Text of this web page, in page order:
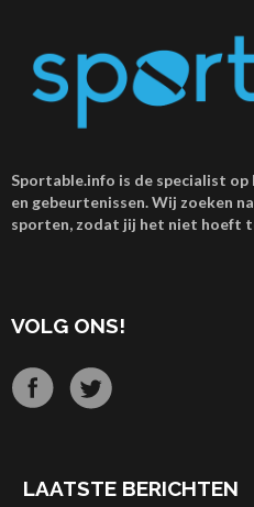
Sportable.info is de specialist
en gebeurtenissen. Wij zoeken
sporten, zodat jij het niet hoeft
VOLG ONS!
LAATSTE BERICHTEN